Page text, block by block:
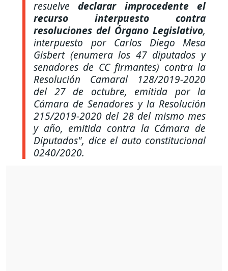
resuelvedeclarar improcedente el
recurso interpuesto contra
resoluciones del Órgano Legislativo,
interpuesto por Carlos Diego Mesa
Gisbert (enumera los 47 diputados y
senadores de CC firmantes) contra la
Resolución Camaral 128/2019-2020
del 27 de octubre, emitida por la
Cámara de Senadores y la Resolución
215/2019-2020 del 28 del mismo mes
y año, emitida contra la Cámara de
Diputados", dice el auto constitucional
0240/2020.